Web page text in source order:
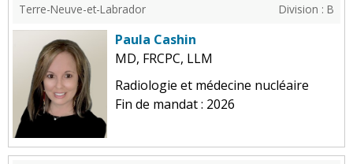
Terre-Neuve-et-Labrador Division : B
Paula Cashin
MD, FRCPC, LLM
Radiologie et médecine nucléaire
Fin de mandat : 2026